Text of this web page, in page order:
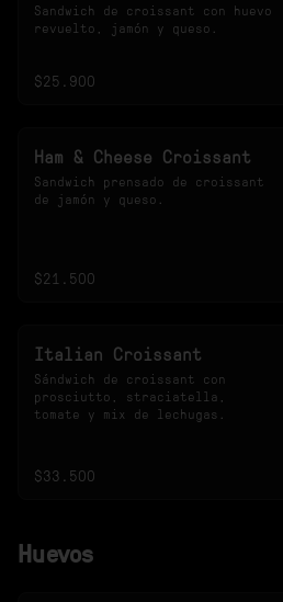
Sandwich de croissant con huevo
revuelto, jamón y queso.
$25.900
Ham & Cheese Croissant
Sandwich prensado de croissant
de jamón y queso.
$21.500
Italian Croissant
Sándwich de croissant con
prosciutto, straciatella,
tomate y mix de lechugas.
$33.500
Huevos